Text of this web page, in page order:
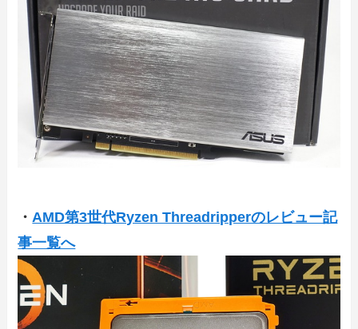
・ AMD第3世代Ryzen Threadripperのレビュー記
事一覧へ